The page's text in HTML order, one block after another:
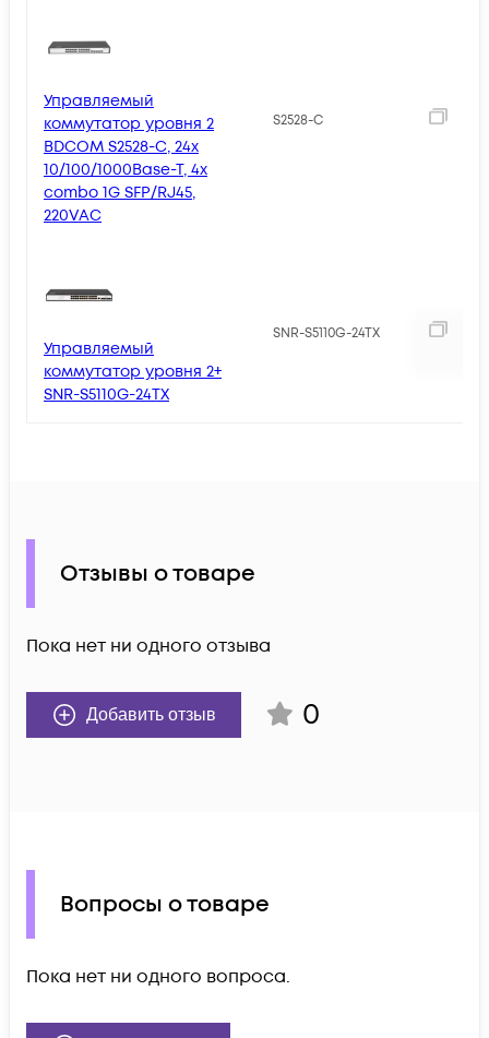
Управляемый
коммутатор уровня 2
BDCOM S2528-C, 24x
10/100/1000Base-T, 4x
combo 1G SFP/RJ45,
220VAC
S2528-C
Управляемый
коммутатор уровня 2+
SNR-S5110G-24TX
SNR-S5110G-24TX
Отзывы о товаре
Пока нет ни одного отзыва
Добавить отзыв 0
Вопросы о товаре
Пока нет ни одного вопроса.